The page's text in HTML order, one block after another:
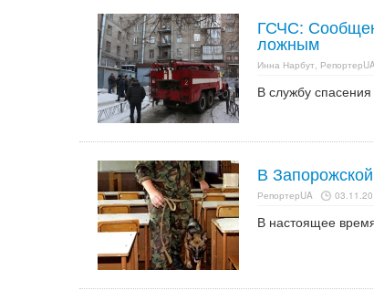
ГСЧС:
ложным
Инна Нарбут,
В службу
В
РепортерUA
В настоящее